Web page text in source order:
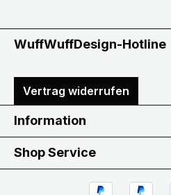
WuffWuffDesign-Hotline
Vertrag widerrufen
Information
Shop Service